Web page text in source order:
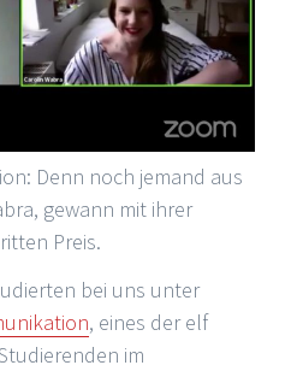
Denn noch jemand aus
gewann mit ihrer
Preis.
bei uns unter
, eines der elf
im